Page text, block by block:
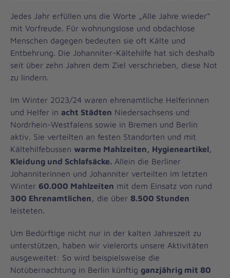
Jedes Jahr erfüllen uns die Worte „Alle Jahre wieder“
mit Vorfreude. Für wohnungslose und obdachlose
Menschen dagegen bedeuten sie oft Kälte und
Entbehrung. Die Johanniter-Kältehilfe hat sich deshalb
seit über zehn Jahren dem Ziel verschrieben, diese Not
zu lindern.
Im Winter 2023/24 waren ehrenamtliche Helferinnen
und Helfer in acht Städten Niedersachsens und
Nordrhein-Westfalens sowie in Bremen und Berlin
aktiv. Sie verteilten an festen Standorten und mit
Kältehilfebussen warme Mahlzeiten, Hygieneartikel,
Kleidung und Schlafsäcke. Allein die Berliner
Johanniterinnen und Johanniter verteilten im letzten
Winter 60.000 Mahlzeiten mit dem Einsatz von rund
300 Ehrenamtlichen, die über 8.500 Stunden
leisteten.
Um Bedürftige nicht nur in der kalten Jahreszeit zu
unterstützen, haben wir vielerorts unsere Aktivitäten
ausgeweitet: So wird beispielsweise die
Notübernachtung in Berlin künftig ganzjährig mit 80